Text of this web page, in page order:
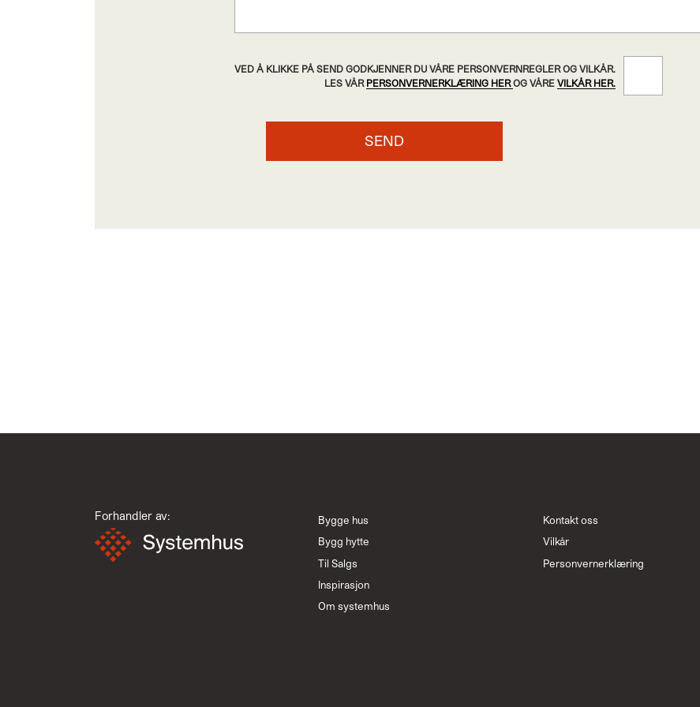
VED Å KLIKKE PÅ SEND GODKJENNER DU VÅRE PERSONVERNREGLER OG VILKÅR.
LES VÅR PERSONVERNERKLÆRING HEROG VÅREVILKÅR HER.
Forhandler av:
Bygge hus
Bygg hytte
Til Salgs
Inspirasjon
Om systemhus
Kontakt oss
Vilkår
Personvernerklæring